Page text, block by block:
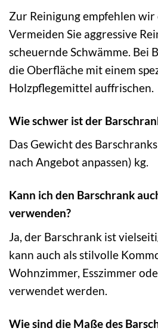
Zur Reinigung empfehlen wir
Vermeiden Sie aggressive
scheuernde Schwämme. Bei
die Oberfläche mit einem
Holzpflegemittel auffrischen.
Wie schwer ist der
Das Gewicht des
nach Angebot anpassen) kg.
Kann ich den Barschrank
verwenden?
Ja, der Barschrank ist
kann auch als stilvolle
Wohnzimmer, Esszimmer
verwendet werden.
Wie sind die Maße des